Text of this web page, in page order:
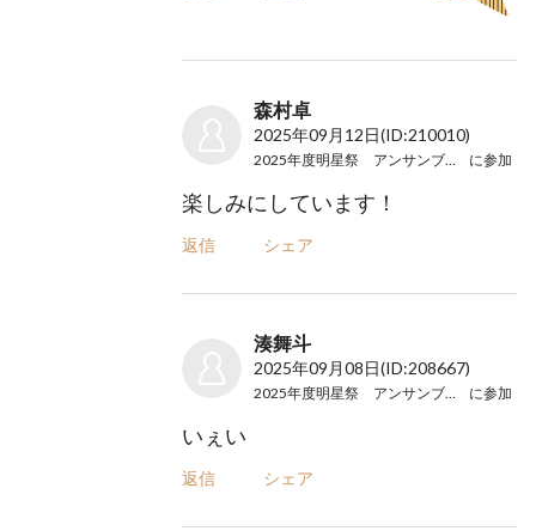
森村卓
2025年09月12日(ID:210010)
2025年度明星祭 アンサンブル部公演 に参加
楽しみにしています！
返信 シェア
湊舞斗
2025年09月08日(ID:208667)
2025年度明星祭 アンサンブル部公演 に参加
いぇい
返信 シェア